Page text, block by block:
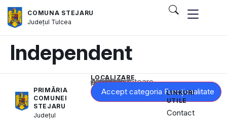
COMUNA STEJARU
Județul Tulcea
Independent
PRIMĂRIA
COMUNEI
STEJARU
Județul
LOCALIZARE
Acest conținut este blocat până când acceptați categoria corespunzătoare de cookie-uri.
Accept categoria Funcționalitate
LINKURI
UTILE
Contact